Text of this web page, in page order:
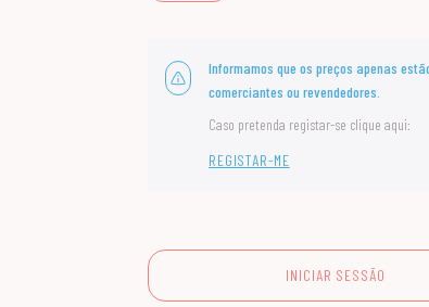
Informamos que os preços apenas
comerciantes ou revendedores.
Caso pretenda registar-se clique aqui:
REGISTAR-ME
INICIAR SESSÃO